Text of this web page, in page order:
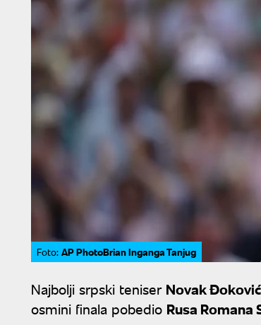
Foto: AP PhotoBrian Inganga Tanjug
Najbolji srpski teniser Novak Đoković
osmini finala pobedio Rusa Romana